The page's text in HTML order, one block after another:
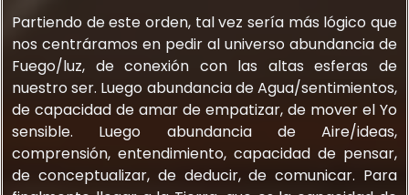
Partiendo de este orden, tal vez sería más lógico que
nos centráramos en pedir al universo abundancia de
Fuego/luz, de conexión con las altas esferas de
nuestro ser. Luego abundancia de Agua/sentimientos,
de capacidad de amar de empatizar, de mover el Yo
sensible. Luego abundancia de Aire/ideas,
comprensión, entendimiento, capacidad de pensar,
de conceptualizar, de deducir, de comunicar. Para